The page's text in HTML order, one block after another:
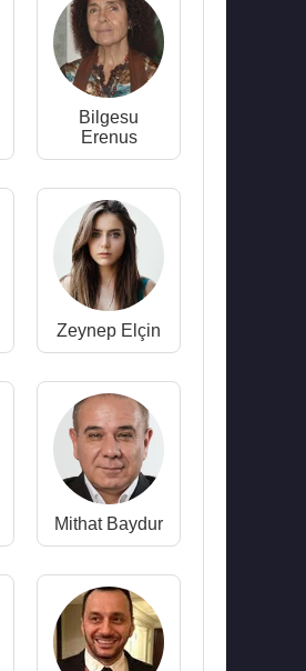
Bilgesu
Erenus
Zeynep Elçin
Mithat Baydur